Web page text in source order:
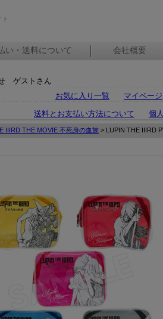
い・送料について 会社概要
ゲストさん
お気に入り一覧
マイページ
送料とお支払い方法について
個
IIIRD THE MOVIE 不死身の血族 > LUPIN THE IIIRD